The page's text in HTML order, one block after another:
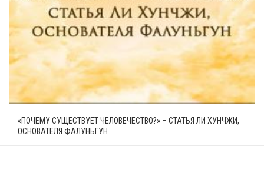
«ПОЧЕМУ СУЩЕСТВУЕТ ЧЕЛОВЕЧЕСТВО?» – СТАТЬЯ ЛИ ХУНЧЖИ,
ОСНОВАТЕЛЯ ФАЛУНЬГУН